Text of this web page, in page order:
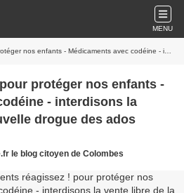
MENU
avec codéine - interdisons la vente libre de la nouvelle drogue des ados
- interdisons la
drogue des ados
le blog citoyen de Colombes